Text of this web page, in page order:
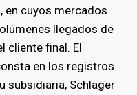
en cuyos mercados
llegados de
cliente final. El
en los registros
subsidiaria, Schlager